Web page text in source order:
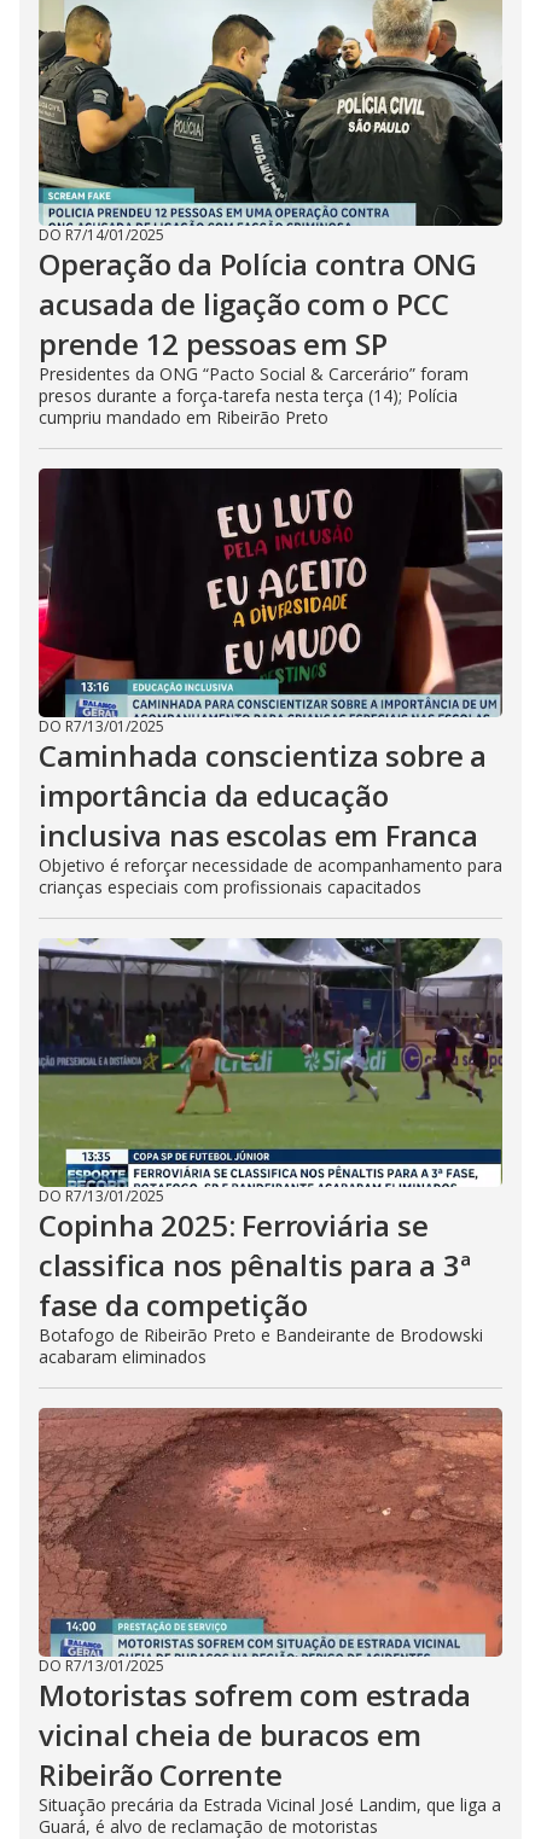
DO R7/14/01/2025
Operação da Polícia contra ONG
acusada de ligação com o PCC
prende 12 pessoas em SP
Presidentes da ONG “Pacto Social & Carcerário” foram
presos durante a força-tarefa nesta terça (14); Polícia
cumpriu mandado em Ribeirão Preto
DO R7/13/01/2025
Caminhada conscientiza sobre a
importância da educação
inclusiva nas escolas em Franca
Objetivo é reforçar necessidade de acompanhamento para
crianças especiais com profissionais capacitados
DO R7/13/01/2025
Copinha 2025: Ferroviária se
classifica nos pênaltis para a 3ª
fase da competição
Botafogo de Ribeirão Preto e Bandeirante de Brodowski
acabaram eliminados
DO R7/13/01/2025
Motoristas sofrem com estrada
vicinal cheia de buracos em
Ribeirão Corrente
Situação precária da Estrada Vicinal José Landim, que liga a
Guará, é alvo de reclamação de motoristas